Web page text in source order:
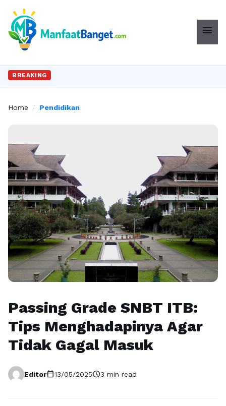
menu
BREAKING
Home / Pendidikan
Passing Grade SNBT ITB:
Tips Menghadapinya Agar
Tidak Gagal Masuk
Editorcalendar_today13/05/2025schedule3 min read